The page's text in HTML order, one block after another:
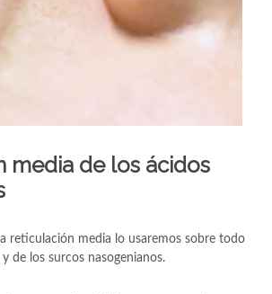
media de los ácidos
reticulación media lo usaremos sobre todo
de los surcos nasogenianos.